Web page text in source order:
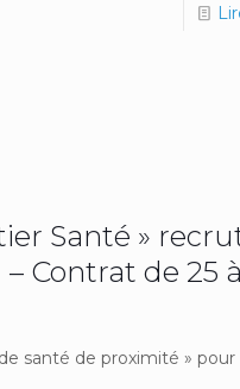
Santé »
Contrat de 25
santé de proximité »